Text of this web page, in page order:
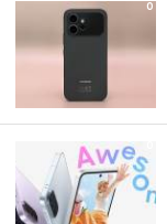
0